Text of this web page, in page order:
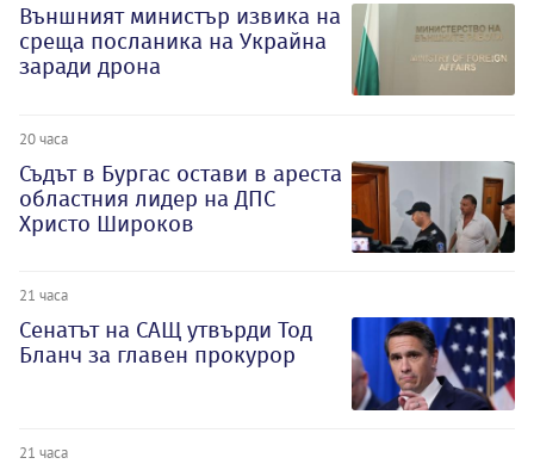
Външният министър извика на
среща посланика на Украйна
заради дрона
20 часа
Съдът в Бургас остави в ареста
областния лидер на ДПС
Христо Широков
21 часа
Сенатът на САЩ утвърди Тод
Бланч за главен прокурор
21 часа